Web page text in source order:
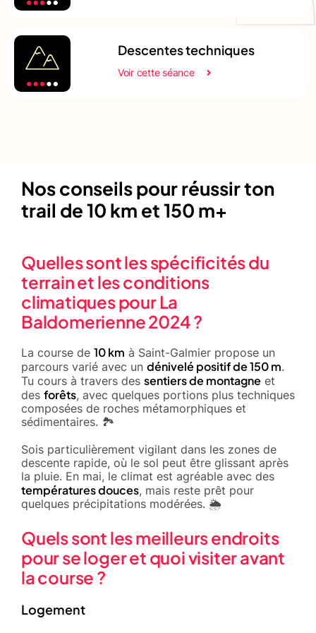
Descentes techniques
Voir cette séance
Nos conseils pour réussir ton
trail de 10 km et 150 m+
Quelles sont les spécificités du
terrain et les conditions
climatiques pour La
Baldomerienne 2024 ?
La course de 10 km à Saint-Galmier propose un
parcours varié avec un dénivelé positif de 150 m.
Tu cours à travers des sentiers de montagne et
des forêts, avec quelques portions plus techniques
composées de roches métamorphiques et
sédimentaires. 🏞️
Sois particulièrement vigilant dans les zones de
descente rapide, où le sol peut être glissant après
la pluie. En mai, le climat est agréable avec des
températures douces, mais reste prêt pour
quelques précipitations modérées. 🌦️
Quels sont les meilleurs endroits
pour se loger et quoi visiter avant
la course ?
Logement